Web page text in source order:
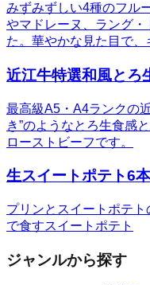
みずみずしい4種のフル
やマドレーヌ、ラング
た。華やかな見た目で、
近江牛特選和風とろ
最高級A5・A4ランクの
き”のようなとろ生食感
ローストビーフです。
生スイートポテト6
プリンとスイートポテ
で食すスイートポテト
ジャンルから探す